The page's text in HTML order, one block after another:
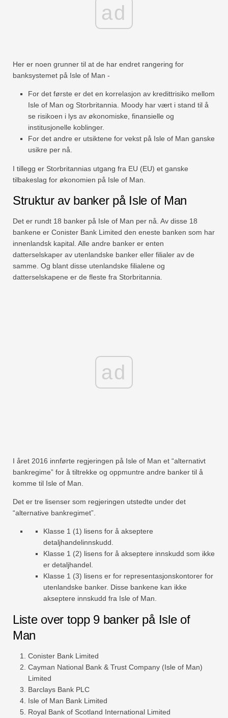
ad
Her er noen grunner til at de har endret rangering for
banksystemet på Isle of Man -
For det første er det en korrelasjon av kredittrisiko mellom
Isle of Man og Storbritannia. Moody har vært i stand til å
se risikoen i lys av økonomiske, finansielle og
institusjonelle koblinger.
For det andre er utsiktene for vekst på Isle of Man ganske
usikre per nå.
I tillegg er Storbritannias utgang fra EU (EU) et ganske
tilbakeslag for økonomien på Isle of Man.
Struktur av banker på Isle of Man
Det er rundt 18 banker på Isle of Man per nå. Av disse 18
bankene er Conister Bank Limited den eneste banken som har
innenlandsk kapital. Alle andre banker er enten
datterselskaper av utenlandske banker eller filialer av de
samme. Og blant disse utenlandske filialene og
datterselskapene er de fleste fra Storbritannia.
ad
I året 2016 innførte regjeringen på Isle of Man et “alternativt
bankregime” for å tiltrekke og oppmuntre andre banker til å
komme til Isle of Man.
Det er tre lisenser som regjeringen utstedte under det
“alternative bankregimet”.
Klasse 1 (1) lisens for å akseptere
detaljhandelinnskudd.
Klasse 1 (2) lisens for å akseptere innskudd som ikke
er detaljhandel.
Klasse 1 (3) lisens er for representasjonskontorer for
utenlandske banker. Disse bankene kan ikke
akseptere innskudd fra Isle of Man.
Liste over topp 9 banker på Isle of
Man
Conister Bank Limited
Cayman National Bank & Trust Company (Isle of Man)
Limited
Barclays Bank PLC
Isle of Man Bank Limited
Royal Bank of Scotland International Limited